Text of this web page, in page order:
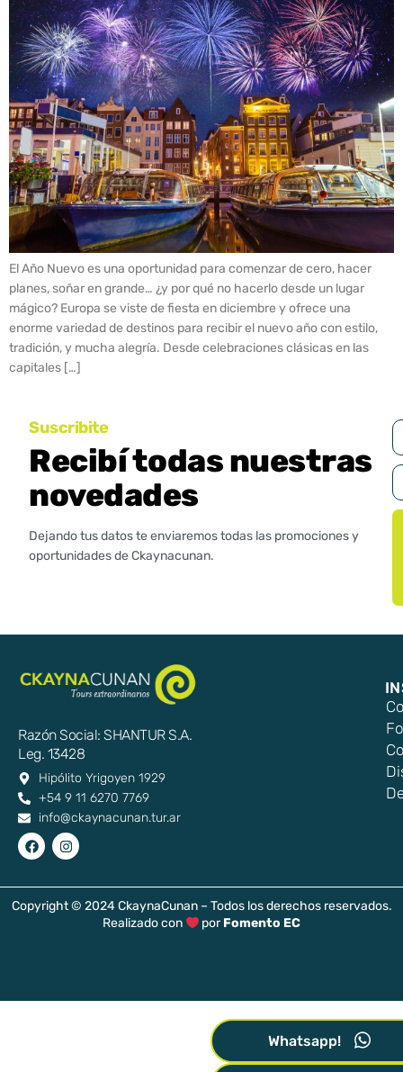
El Año Nuevo es una oportunidad para comenzar de cero, hacer
planes, soñar en grande… ¿y por qué no hacerlo desde un lugar
mágico? Europa se viste de fiesta en diciembre y ofrece una
enorme variedad de destinos para recibir el nuevo año con estilo,
tradición, y mucha alegría. Desde celebraciones clásicas en las
capitales […]
Suscribite
Recibí todas nuestras
novedades
Dejando tus datos te enviaremos todas las promociones y
oportunidades de Ckaynacunan.
Razón Social: SHANTUR S.A.
Leg. 13428
Hipólito Yrigoyen 1929
+54 9 11 6270 7769
info@ckaynacunan.tur.ar
Copyright © 2024 CkaynaCunan – Todos los derechos reservados.
Realizado con
por Fomento EC
Whatsapp!